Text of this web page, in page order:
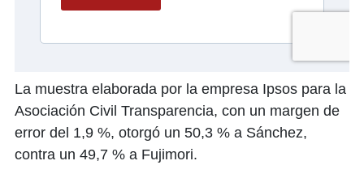
La muestra elaborada por la empresa Ipsos para la
Asociación Civil Transparencia, con un margen de
error del 1,9 %, otorgó un 50,3 % a Sánchez,
contra un 49,7 % a Fujimori.